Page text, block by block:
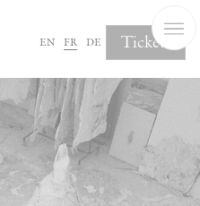
en fr de Tickets